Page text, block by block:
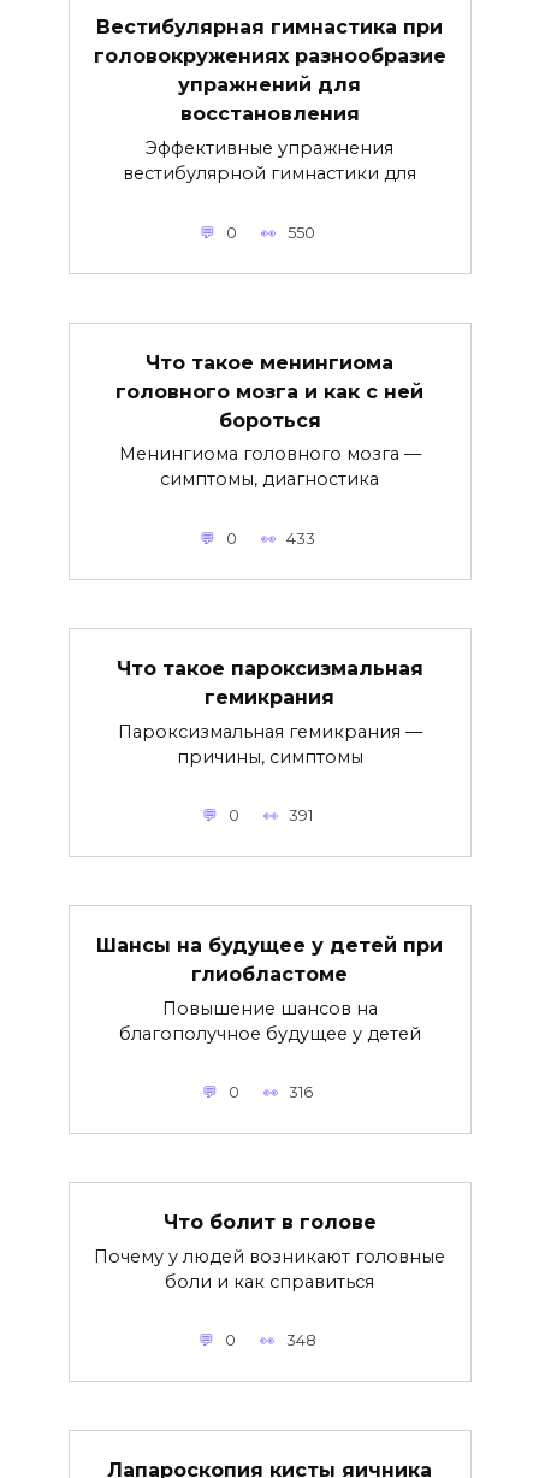
Вестибулярная гимнастика при
головокружениях разнообразие
упражнений для
восстановления
Эффективные упражнения
вестибулярной гимнастики для
0 550
Что такое менингиома
головного мозга и как с ней
бороться
Менингиома головного мозга —
симптомы, диагностика
0 433
Что такое пароксизмальная
гемикрания
Пароксизмальная гемикрания —
причины, симптомы
0 391
Шансы на будущее у детей при
глиобластоме
Повышение шансов на
благополучное будущее у детей
0 316
Что болит в голове
Почему у людей возникают головные
боли и как справиться
0 348
Лапароскопия кисты яичника